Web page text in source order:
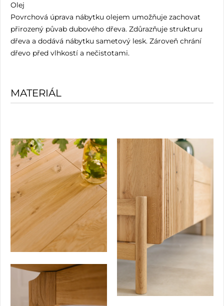
Olej
Povrchová úprava nábytku olejem umožňuje zachovat
přirozený půvab dubového dřeva. Zdůrazňuje strukturu
dřeva a dodává nábytku sametový lesk. Zároveň chrání
dřevo před vlhkostí a nečistotami.
MATERIÁL